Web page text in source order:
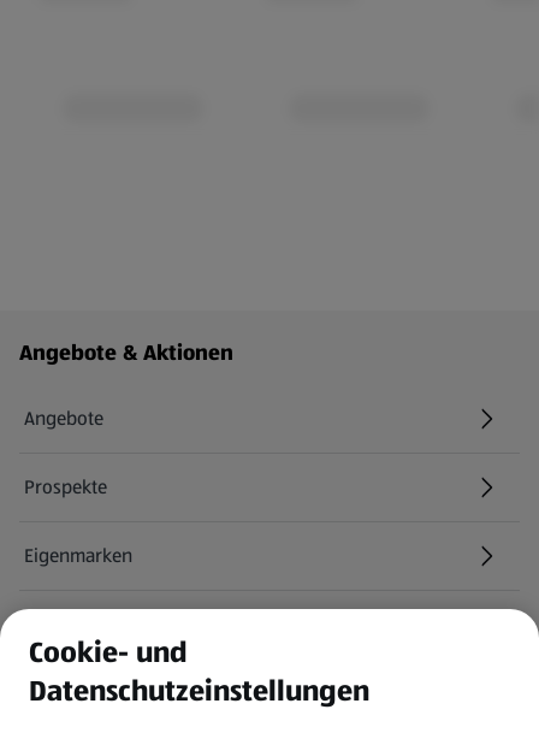
Fußzeilenmenü - weitere Links
Angebote & Aktionen
Angebote
Prospekte
Eigenmarken
Newsletter
Cookie- und
Datenschutzeinstellungen